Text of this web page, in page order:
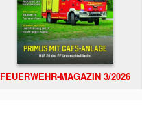
FEUERWEHR-MAGAZIN 3/2026